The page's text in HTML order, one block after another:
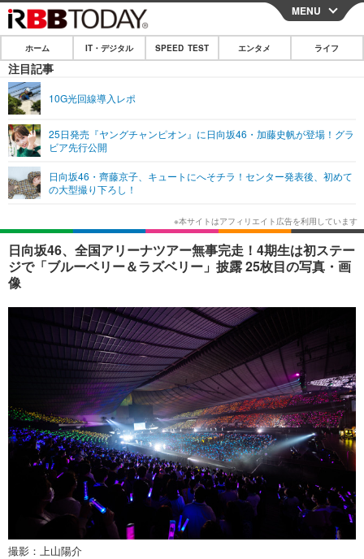
CLOSE
ホーム
IT・デジタル
ネタ
ショッピング その他
SPEED TEST
エンタメ
エンタメTOP
韓国・芸能
音楽 スポーツ
ショッピング その他
ライフ
ライフTOP グルメ
ペット ショッピング
リリース一覧
プッシュ通知の停止方法
MENU
ホーム IT・デジタル SPEED TEST エンタメ ライフ
注目記事
10G光回線導入レポ
25日発売『ヤングチャンピオン』に日向坂46・加藤史帆が登場！グラ
ビア先行公開
日向坂46・齊藤京子、キュートにへそチラ！センター発表後、初めて
の大型撮り下ろし！
日向坂46、全国アリーナツアー無事完走！4期生は初ステー
ジで「ブルーベリー＆ラズベリー」披露 25枚目の写真・画
像
撮影：上山陽介